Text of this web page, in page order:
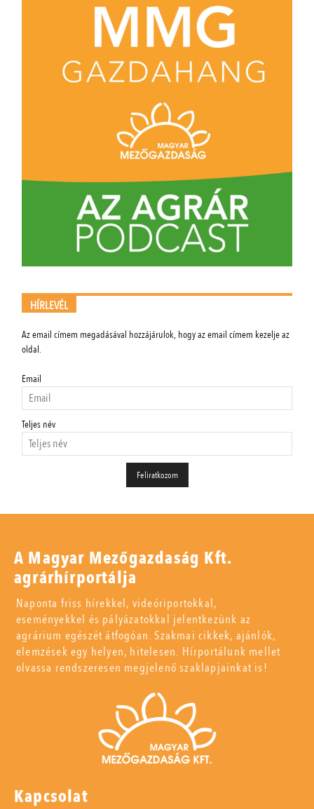
HÍRLEVÉL
Az email címem megadásával hozzájárulok, hogy az email címem kezelje az
oldal.
Email
Teljes név
A Magyar Mezőgazdaság Kft.
agrárhírportálja
Naponta friss hírekkel, videóriportokkal,
eseményekkel és pályázatokkal jelentkezünk az
agrárium egészét átfogóan. Szakmai cikkek, ajánlók,
elemzések egy helyen, hitelesen. Hírportálunk mellet
olvassa rendszeresen megjelenő szaklapjainkat is!
Kapcsolat